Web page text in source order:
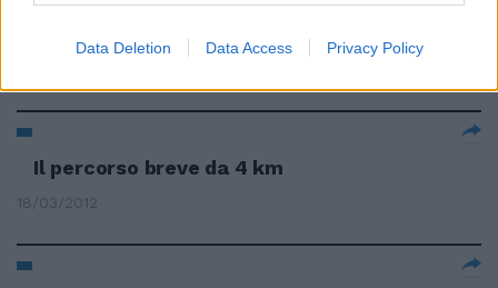
Data Deletion Data Access Privacy Policy
Dalla preistoria a Londra il
percorso dei rifiuti
Il percorso breve da 4 km
18/03/2012